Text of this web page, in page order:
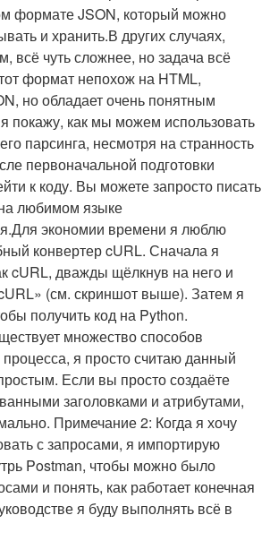
формате JSON, который можно
и хранить.В других случаях,
всё чуть сложнее, но задача всё
формат непохож на HTML,
но обладает очень понятным
покажу, как мы можем использовать
парсинга, несмотря на странность
первоначальной подготовки
к коду. Вы можете запросто писать
любимом языке
экономии времени я люблю
конвертер cURL. Сначала я
cURL, дважды щёлкнув на него и
(см. скриншот выше). Затем я
получить код на Python.
множество способов
я просто считаю данный
Если вы просто создаёте
заголовками и атрибутами,
Примечание 2: Когда я хочу
с запросами, я импортирую
Postman, чтобы можно было
и понять, как работает конечная
я буду выполнять всё в